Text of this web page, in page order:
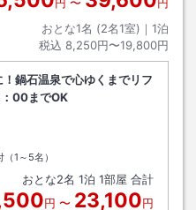
おとな1名 (2名1室)｜ 1泊
税込 8,250円〜19,800円
！鍋石温泉で心ゆくまでリフ
00までOK
1～5名）
おとな2名 1泊 1部屋 合計
円 〜 23,100円